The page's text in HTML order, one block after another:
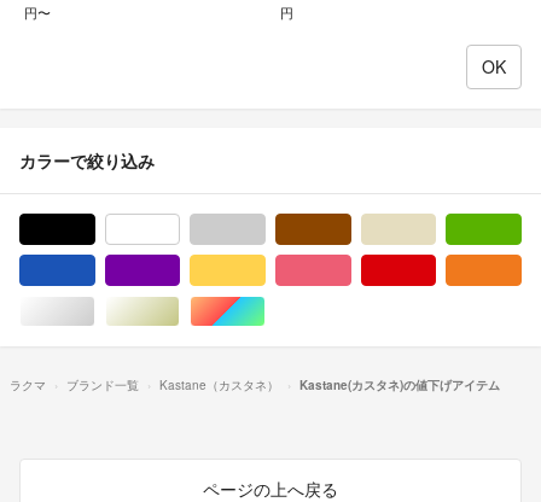
円〜 円
カラーで絞り込み
シルバー/銀色系ゴールド/金色系マルチカラー
ラクマ ブランド一覧 Kastane（カスタネ） Kastane(カスタネ)の値下げアイテム
ページの上へ戻る